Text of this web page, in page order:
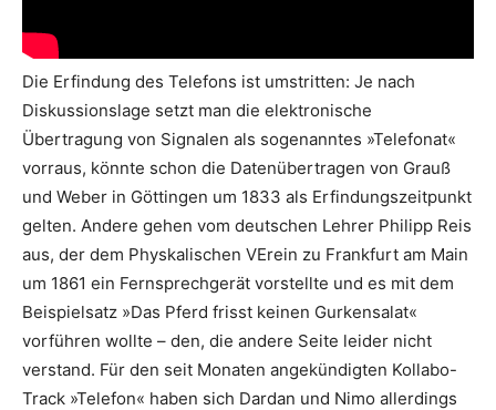
Die Erfindung des Telefons ist umstritten: Je nach
Diskussionslage setzt man die elektronische
Übertragung von Signalen als sogenanntes »Telefonat«
vorraus, könnte schon die Datenübertragen von Grauß
und Weber in Göttingen um 1833 als Erfindungszeitpunkt
gelten. Andere gehen vom deutschen Lehrer Philipp Reis
aus, der dem Physkalischen VErein zu Frankfurt am Main
um 1861 ein Fernsprechgerät vorstellte und es mit dem
Beispielsatz »Das Pferd frisst keinen Gurkensalat«
vorführen wollte – den, die andere Seite leider nicht
verstand. Für den seit Monaten angekündigten Kollabo-
Track »Telefon« haben sich Dardan und Nimo allerdings